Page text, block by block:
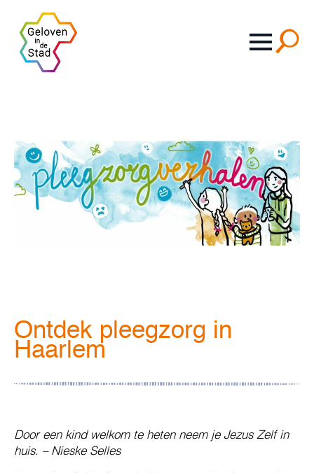
Ontdek pleegzorg in
Haarlem
Door een kind welkom te heten neem je Jezus Zelf in
huis. – Nieske Selles